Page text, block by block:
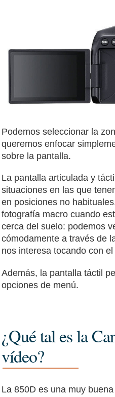
Podemos seleccionar la
queremos enfocar
sobre la pantalla.
La pantalla articulada y
situaciones en las que
en posiciones no
fotografía macro cuando
cerca del suelo: podemos
cómodamente a través de
nos interesa tocando con el
Además, la pantalla táctil
opciones de menú.
¿Qué tal es la
vídeo?
La 850D es una muy